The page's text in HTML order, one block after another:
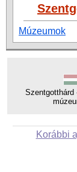
Múzeumok
Szentgotthárd
Korábbi